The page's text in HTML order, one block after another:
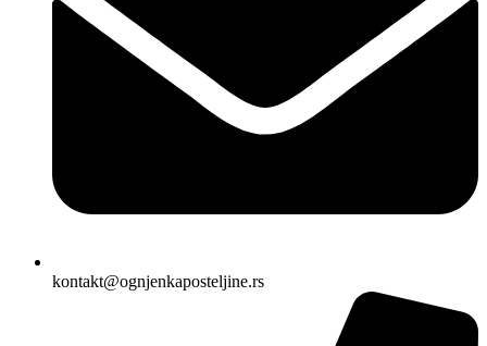
kontakt@ognjenkaposteljine.rs